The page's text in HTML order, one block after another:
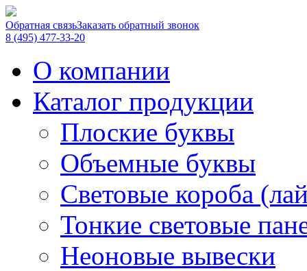
Обратная связьЗаказать обратный звонок
8 (495) 477-33-20
О компании
Каталог продукции
Плоские буквы
Объемные буквы
Световые короба
Тонкие световые
Неоновые вывески